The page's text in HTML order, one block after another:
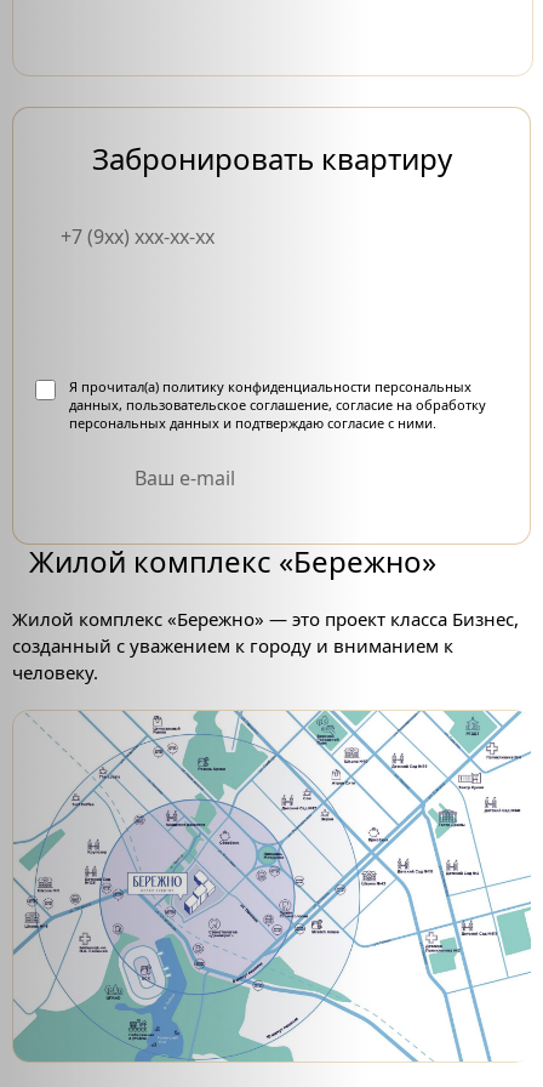
Забронировать квартиру
Я прочитал(а) политику конфиденциальности персональных
данных, пользовательское cоглашение, cогласие на обработку
персональных данных и подтверждаю согласие с ними.
Жилой комплекс «Бережно»
Жилой комплекс «Бережно» — это проект класса Бизнес,
созданный с уважением к городу и вниманием к
человеку.